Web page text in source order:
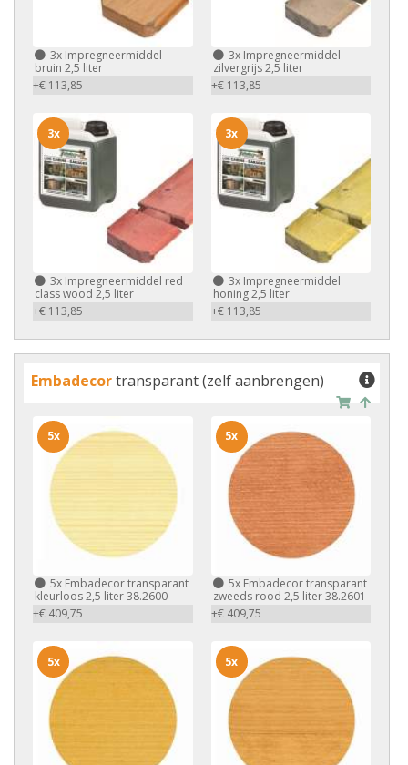
3x Impregneermiddel
bruin 2,5 liter
+€ 113,85
3xImpregneermiddel
zilvergrijs 2,5 liter
+€ 113,85
3x Impregneermiddel red
class wood 2,5 liter
+€ 113,85
3x
3xImpregneermiddel
honing 2,5 liter
+€ 113,85
3x
Embadecortransparant (zelf aanbrengen)
5x Embadecor transparant
kleurloos 2,5 liter 38.2600
+€ 409,75
5x
5xEmbadecor transparant
zweeds rood 2,5 liter 38.2601
+€ 409,75
5x
5x 5x